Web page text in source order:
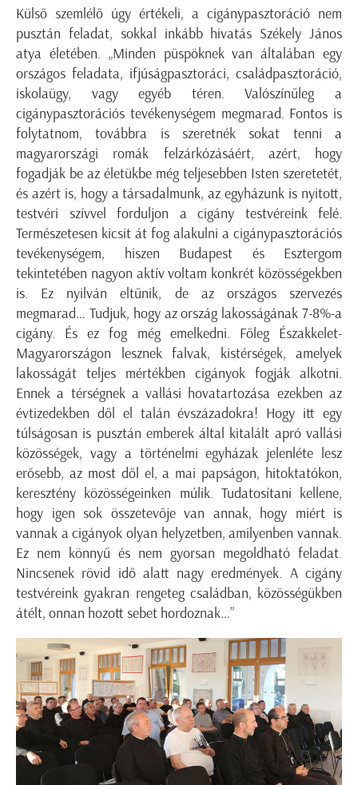
Külső szemlélő úgy értékeli, a cigánypasztoráció nem
pusztán feladat, sokkal inkább hivatás Székely János
atya életében. „Minden püspöknek van általában egy
országos feladata, ifjúságpasztoráci, családpasztoráció,
iskolaügy, vagy egyéb téren. Valószínűleg a
cigánypasztorációs tevékenységem megmarad. Fontos is
folytatnom, továbbra is szeretnék sokat tenni a
magyarországi romák felzárkózásáért, azért, hogy
fogadják be az életükbe még teljesebben Isten szeretetét,
és azért is, hogy a társadalmunk, az egyházunk is nyitott,
testvéri szívvel forduljon a cigány testvéreink felé.
Természetesen kicsit át fog alakulni a cigánypasztorációs
tevékenységem, hiszen Budapest és Esztergom
tekintetében nagyon aktív voltam konkrét közösségekben
is. Ez nyilván eltűnik, de az országos szervezés
megmarad… Tudjuk, hogy az ország lakosságának 7-8%-a
cigány. És ez fog még emelkedni. Főleg Északkelet-
Magyarországon lesznek falvak, kistérségek, amelyek
lakosságát teljes mértékben cigányok fogják alkotni.
Ennek a térségnek a vallási hovatartozása ezekben az
évtizedekben dől el talán évszázadokra! Hogy itt egy
túlságosan is pusztán emberek által kitalált apró vallási
közösségek, vagy a történelmi egyházak jelenléte lesz
erősebb, az most dől el, a mai papságon, hitoktatókon,
keresztény közösségeinken múlik. Tudatosítani kellene,
hogy igen sok összetevője van annak, hogy miért is
vannak a cigányok olyan helyzetben, amilyenben vannak.
Ez nem könnyű és nem gyorsan megoldható feladat.
Nincsenek rövid idő alatt nagy eredmények. A cigány
testvéreink gyakran rengeteg családban, közösségükben
átélt, onnan hozott sebet hordoznak…”